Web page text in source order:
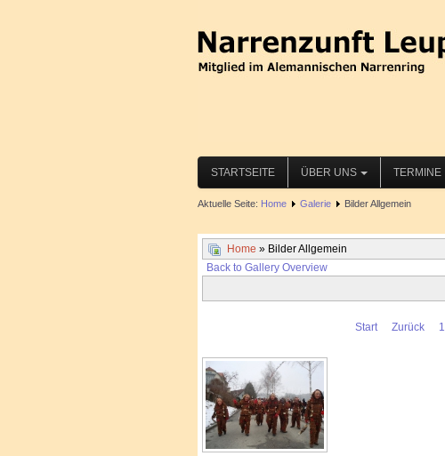
STARTSEITE ÜBER UNS TERMINE
Aktuelle Seite: Home Galerie Bilder Allgemein
Home » Bilder Allgemein
Back to Gallery Overview
Start Zurück 1